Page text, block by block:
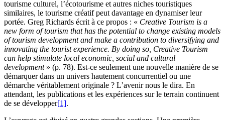
tourisme culturel, l’écotourisme et autres niches touristiques
similaires, le tourisme créatif peut davantage en dynamiser leur
portée. Greg Richards écrit à ce propos : « Creative Tourism is a
new form of tourism that has the potential to change existing models
of tourism development and make a contribution to diversifying and
innovating the tourist experience. By doing so, Creative Tourism
can help stimulate local economic, social and cultural
development » (p. 78). Est-ce seulement une nouvelle manière de se
démarquer dans un univers hautement concurrentiel ou une
démarche véritablement originale ? L’avenir nous le dira. En
attendant, les publications et les expériences sur le terrain continuent
de se développer[1].